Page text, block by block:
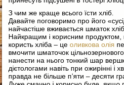
З чим же краще всього їсти хліб.
Давайте поговоримо про його
найчастіше вживається шматок
Найкращим і корисним
користь хліба – цеоливкова олія
вмочити шматочок
нанести на нього тонкий шар
дієтологами навіть при ожирінні і
правда не більше п’яти – десяти